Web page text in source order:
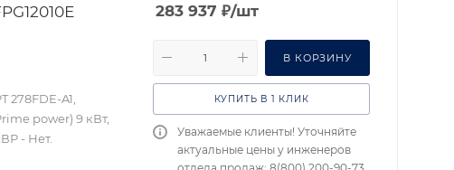
278FDE-A1,
power) 9 кВт,
- Нет.
283 937 ₽/шт
В КОРЗИНУ
КУПИТЬ В 1 КЛИК
Уважаемые клиенты! Уточняйте
актуальные цены у инженеров
отдела продаж: 8(800) 200-90-73